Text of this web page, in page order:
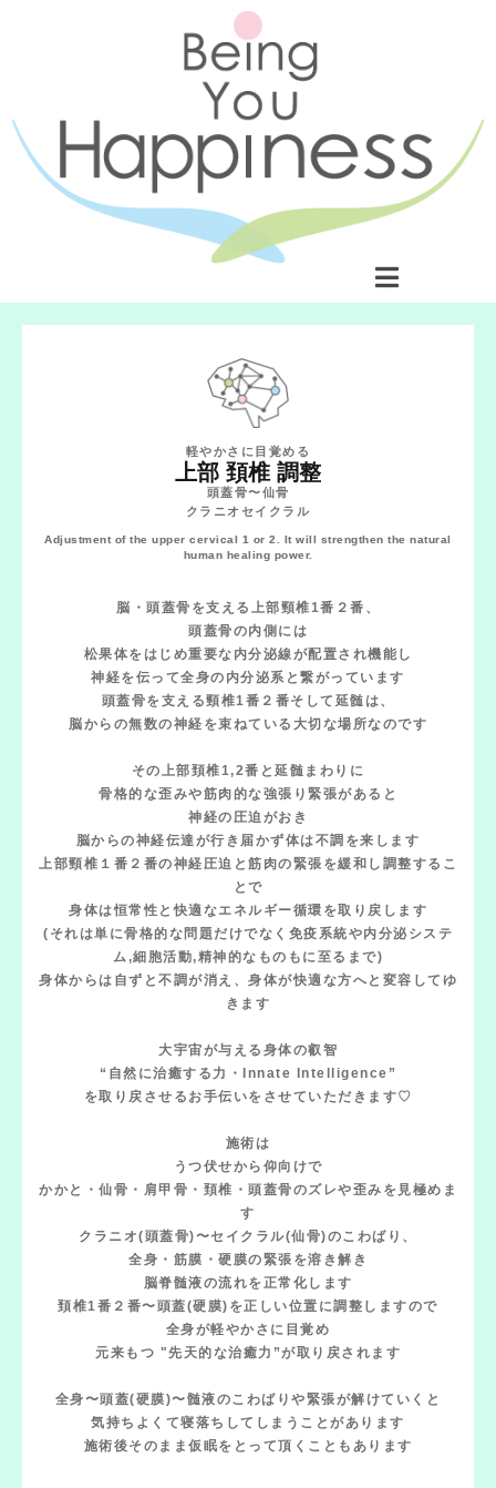
軽やかさに目覚める
上部 頚椎 調整
頭蓋骨〜仙骨
クラニオセイクラル
Adjustment of the upper cervical 1 or 2. It will strengthen the natural
human healing power.
脳・頭蓋骨を支える上部頸椎1番２番、
頭蓋骨の内側には
松果体をはじめ重要な内分泌線が配置され機能し
神経を伝って全身の内分泌系と繋がっています
頭蓋骨を支える頸椎1番２番そして延髄は、
脳からの無数の神経を束ねている大切な場所なのです
その上部頚椎1,2番と延髄まわりに
骨格的な歪みや筋肉的な強張り緊張があると
神経の圧迫がおき
脳からの神経伝達が行き届かず体は不調を来します
上部頸椎１番２番の神経圧迫と筋肉の緊張を緩和し調整するこ
とで
身体は恒常性と快適なエネルギー循環を取り戻します
(それは単に骨格的な問題だけでなく免疫系統や内分泌システ
ム,細胞活動,精神的なものもに至るまで)
身体からは自ずと不調が消え、身体が快適な方へと変容してゆ
きます
大宇宙が与える身体の叡智
“自然に治癒する力・Innate Intelligence”
を取り戻させるお手伝いをさせていただきます♡
施術は
うつ伏せから仰向けで
かかと・仙骨・肩甲骨・頚椎・頭蓋骨のズレや歪みを見極めま
す
クラニオ(頭蓋骨)〜セイクラル(仙骨)のこわばり、
全身・筋膜・硬膜の緊張を溶き解き
脳脊髄液の流れを正常化します
頚椎1番２番〜頭蓋(硬膜)を正しい位置に調整しますので
全身が軽やかさに目覚め
元来もつ "先天的な治癒力”が取り戻されます
全身〜頭蓋(硬膜)〜髄液のこわばりや緊張が解けていくと
気持ちよくて寝落ちしてしまうことがあります
施術後そのまま仮眠をとって頂くこともあります